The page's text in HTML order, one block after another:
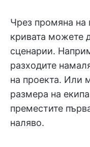
Чрез промяна на
кривата можете
сценарии.
разходите
на проекта. Или
размера на
преместите
наляво.